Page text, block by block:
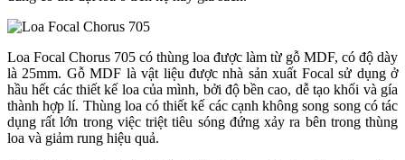
Loa Focal Chorus 705 có thùng loa được làm từ gỗ MDF, có độ dày
là 25mm. Gỗ MDF là vật liệu được nhà sản xuất Focal sử dụng ở
hầu hết các thiết kế loa của mình, bởi độ bền cao, dễ tạo khối và gía
thành hợp lí. Thùng loa có thiết kế các cạnh không song song có tác
dụng rất lớn trong việc triệt tiêu sóng đứng xảy ra bên trong thùng
loa và giảm rung hiệu quả.